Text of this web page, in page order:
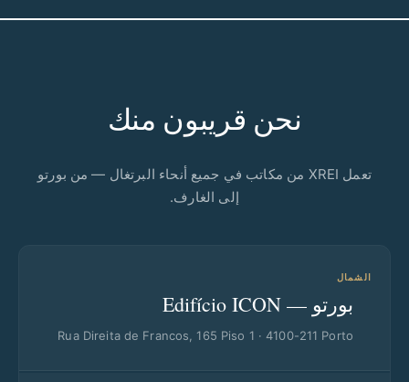
نحن قريبون منك
تعمل XREI من مكاتب في جميع أنحاء البرتغال — من بورتو
إلى الغارف.
الشمال
بورتو — Edifício ICON
Rua Direita de Francos, 165 Piso 1 · 4100-211 Porto